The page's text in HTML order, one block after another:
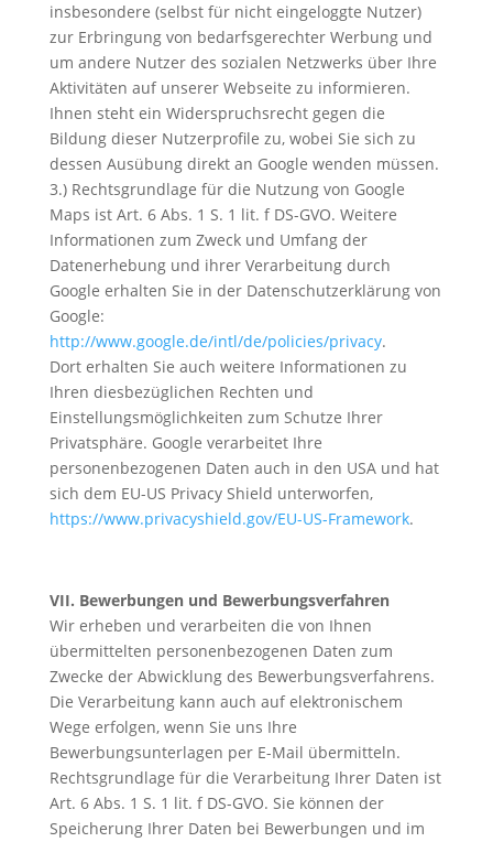
insbesondere (selbst für nicht eingeloggte Nutzer)
zur Erbringung von bedarfsgerechter Werbung und
um andere Nutzer des sozialen Netzwerks über Ihre
Aktivitäten auf unserer Webseite zu informieren.
Ihnen steht ein Widerspruchsrecht gegen die
Bildung dieser Nutzerprofile zu, wobei Sie sich zu
dessen Ausübung direkt an Google wenden müssen.
3.) Rechtsgrundlage für die Nutzung von Google
Maps ist Art. 6 Abs. 1 S. 1 lit. f DS-GVO. Weitere
Informationen zum Zweck und Umfang der
Datenerhebung und ihrer Verarbeitung durch
Google erhalten Sie in der Datenschutzerklärung von
Google:
http://www.google.de/intl/de/policies/privacy.
Dort erhalten Sie auch weitere Informationen zu
Ihren diesbezüglichen Rechten und
Einstellungsmöglichkeiten zum Schutze Ihrer
Privatsphäre. Google verarbeitet Ihre
personenbezogenen Daten auch in den USA und hat
sich dem EU-US Privacy Shield unterworfen,
https://www.privacyshield.gov/EU-US-Framework.
VII. Bewerbungen und Bewerbungsverfahren
Wir erheben und verarbeiten die von Ihnen
übermittelten personenbezogenen Daten zum
Zwecke der Abwicklung des Bewerbungsverfahrens.
Die Verarbeitung kann auch auf elektronischem
Wege erfolgen, wenn Sie uns Ihre
Bewerbungsunterlagen per E-Mail übermitteln.
Rechtsgrundlage für die Verarbeitung Ihrer Daten ist
Art. 6 Abs. 1 S. 1 lit. f DS-GVO. Sie können der
Speicherung Ihrer Daten bei Bewerbungen und im